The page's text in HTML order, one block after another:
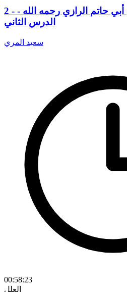
2 - شرح علل الحديث لابن أبي حاتم الرازي رحمه الله -
الدرس الثاني
سعيد المري
00:58:23
العلل